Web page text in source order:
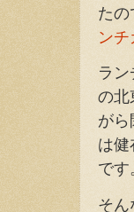
た
ンチ
ラ
の北
が
は
です
そ